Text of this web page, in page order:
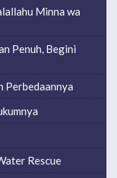
Minna wa
Penuh, Begini
Perbedaannya
Rescue